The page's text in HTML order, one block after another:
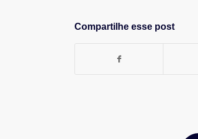
Compartilhe esse post